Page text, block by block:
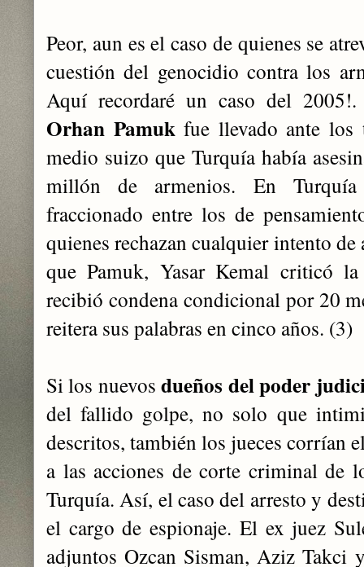
Peor, aun es el caso de quienes se
cuestión del genocidio contra los
Aquí recordaré un caso del
Orhan Pamukfue llevado ante
medio suizo que Turquía había
millón de armenios. En
fraccionado entre los de
quienes rechazan cualquier intento
que Pamuk, Yasar Kemal criticó
recibió condena condicional por 20
reitera sus palabras en cinco años. (3)
Si los nuevosdueños del poder
del fallido golpe, no solo que
descritos, también los jueces corrían
a las acciones de corte criminal de
Turquía. Así, el caso del arresto y
el cargo de espionaje. El ex juez
adjuntos Ozcan Sisman, Aziz Takci